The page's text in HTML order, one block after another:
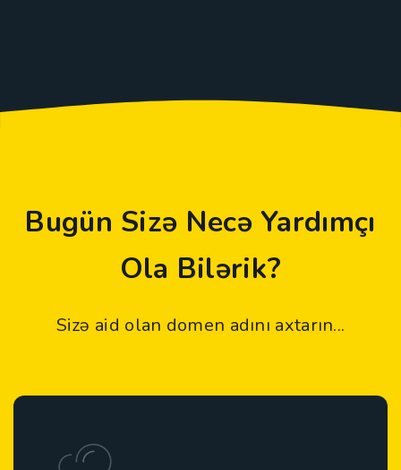
Bugün Sizə Necə Yardımçı
Ola Bilərik?
Sizə aid olan domen adını axtarın...